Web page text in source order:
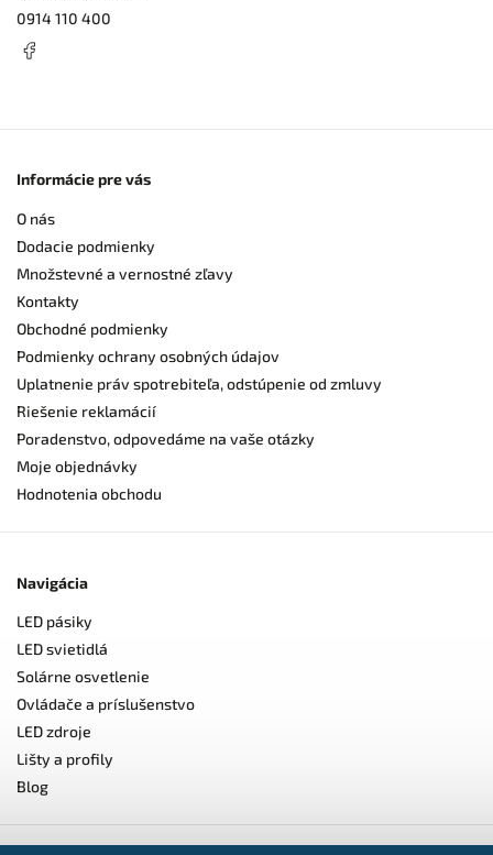
0914 110 400
Informácie pre vás
O nás
Dodacie podmienky
Množstevné a vernostné zľavy
Kontakty
Obchodné podmienky
Podmienky ochrany osobných údajov
Uplatnenie práv spotrebiteľa, odstúpenie od zmluvy
Riešenie reklamácií
Poradenstvo, odpovedáme na vaše otázky
Moje objednávky
Hodnotenia obchodu
Navigácia
LED pásiky
LED svietidlá
Solárne osvetlenie
Ovládače a príslušenstvo
LED zdroje
Lišty a profily
Blog